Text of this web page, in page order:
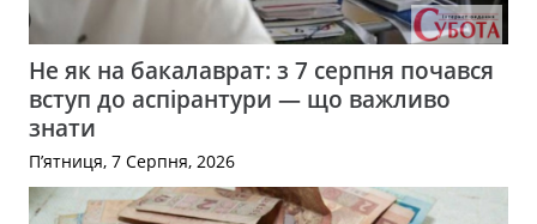
Не як на бакалаврат: з 7 серпня почався
вступ до аспірантури — що важливо
знати
П’ятниця, 7 Серпня, 2026